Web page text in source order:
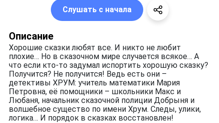
Описание
Хорошие сказки любят все. И никто не любит
плохие… Но в сказочном мире случается всякое… А
что если кто-то задумал испортить хорошую сказку?
Получится? Не получится! Ведь есть они –
детективы ХРУМ: учитель математики Мария
Петровна, её помощники – школьники Макс и
Любаня, начальник сказочной полиции Добрыня и
волшебное существо по имени Хрум. Следы, улики,
логика… И порядок в сказках восстановлен!
Слушать с начала